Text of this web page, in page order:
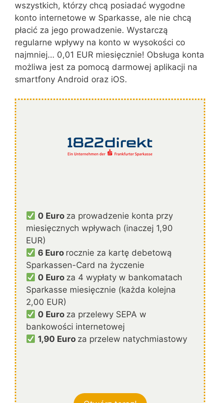
wszystkich, którzy chcą posiadać wygodne
konto internetowe w Sparkasse, ale nie chcą
płacić za jego prowadzenie. Wystarczą
regularne wpływy na konto w wysokości co
najmniej… 0,01 EUR miesięcznie! Obsługa konta
możliwa jest za pomocą darmowej aplikacji na
smartfony Android oraz iOS.
0 Euro za prowadzenie konta przy
miesięcznych wpływach (inaczej 1,90
EUR)
6 Euro rocznie za kartę debetową
Sparkassen-Card na życzenie
0 Euro za 4 wypłaty w bankomatach
Sparkasse miesięcznie (każda kolejna
2,00 EUR)
0 Euro za przelewy SEPA w
bankowości internetowej
1,90 Euro za przelew natychmiastowy